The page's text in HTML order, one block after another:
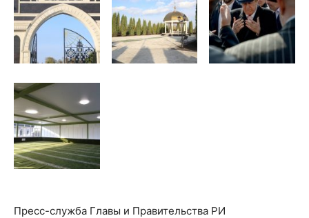
Пресс-служба Главы и Правительства РИ